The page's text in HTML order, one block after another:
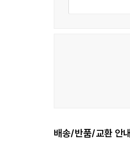
배송/반품/교환 안내